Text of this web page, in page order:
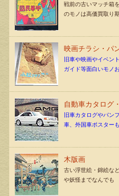
戦前の古いマッチ箱
のモノは高価買取り
映画チラシ・パ
旧車や映画やイベン
ガイド等面白いモノ
自動車カタログ
旧車カタログやパン
車、外国車ポスター
木版画
古い浮世絵・錦絵な
や妖怪までなんでも